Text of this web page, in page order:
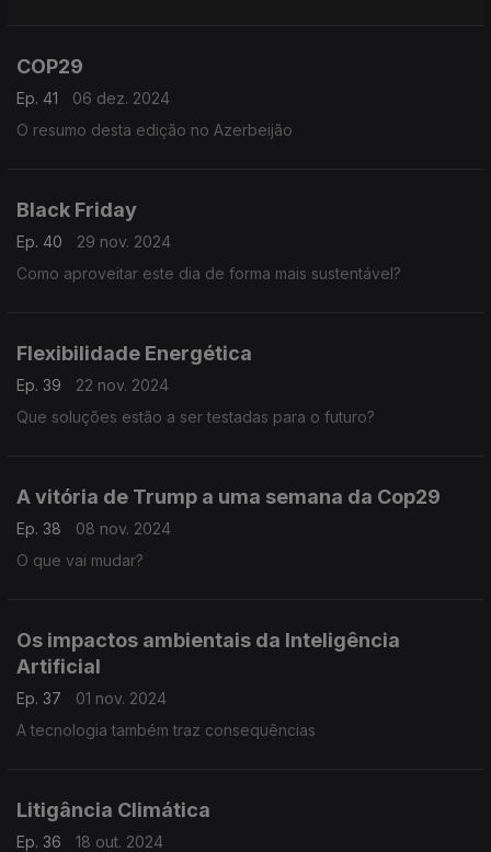
COP29
Ep. 41
06 dez. 2024
O resumo desta edição no Azerbeijão
Black Friday
Ep. 40
29 nov. 2024
Como aproveitar este dia de forma mais sustentável?
Flexibilidade Energética
Ep. 39
22 nov. 2024
Que soluções estão a ser testadas para o futuro?
A vitória de Trump a uma semana da Cop29
Ep. 38
08 nov. 2024
O que vai mudar?
Os impactos ambientais da Inteligência
Artificial
Ep. 37
01 nov. 2024
A tecnologia também traz consequências
Litigância Climática
Ep. 36
18 out. 2024